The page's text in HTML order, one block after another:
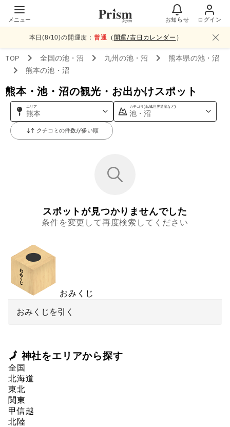
メニュー お知らせ ログイン
本日(8/10)の開運度：普通 （ 開運/吉日カレンダー ）
TOP 全国の池・沼 九州 の池・沼 熊本県の池・沼
熊本の池・沼
熊本・池・沼の観光・お出かけスポット
エリア
熊本
カテゴリ(山,城,世界遺産など)
池・沼
クチコミの件数が多い順
スポットが見つかりませんでした
条件を変更して再度検索してください
おみくじ
おみくじを引く
🗾 神社をエリアから探す
全国
北海道
東北
関東
甲信越
北陸